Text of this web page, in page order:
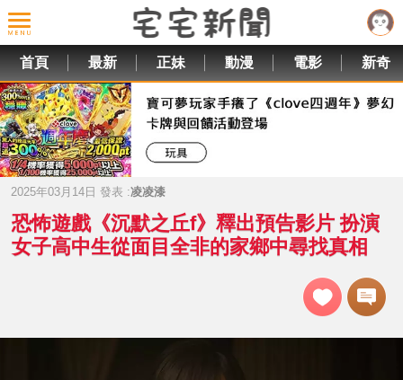
首頁 最新 正妹 動漫 電影 新奇
2025年03月14日 發表 :凌凌漆
恐怖遊戲《沉默之丘f》釋出預告影片 扮演
女子高中生從面目全非的家鄉中尋找真相